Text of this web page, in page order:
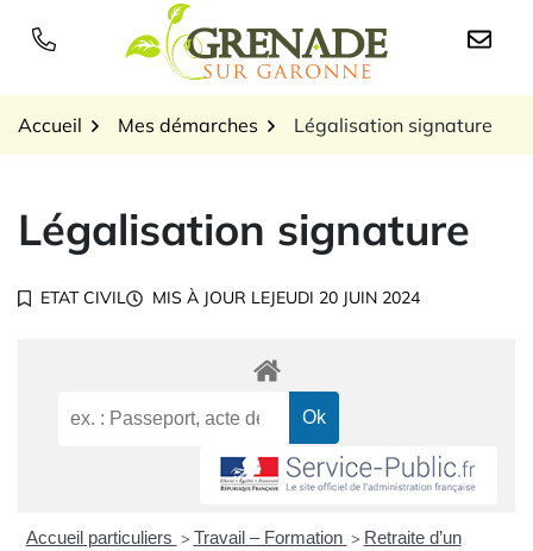
Logo Grenade sur
Accueil Mes démarches Légalisation signature
Légalisation signature
ETAT CIVIL MIS À JOUR LEJEUDI 20 JUIN 2024
Accueil particuliers > Travail – Formation > Retraite d’un